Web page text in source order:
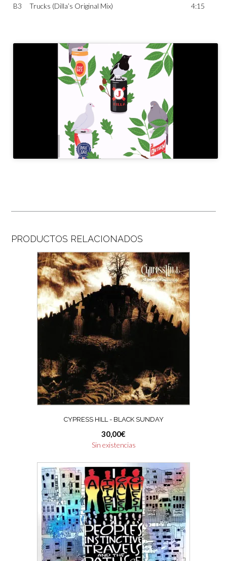
B3
Trucks (Dilla’s Original Mix) 4:15
PRODUCTOS RELACIONADOS
CYPRESS HILL ‎- BLACK SUNDAY
30,00€
Sin existencias